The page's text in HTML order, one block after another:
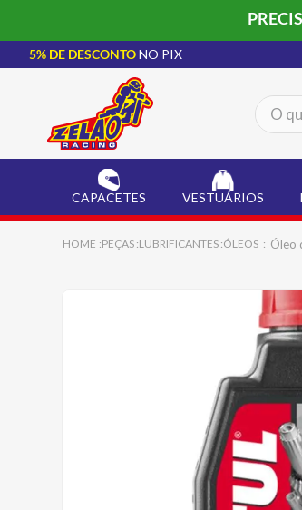
5% DE DESCONTONO PIX
O que
CAPACETES VESTUÁRIOS
PEÇAS LUBRIFICANTES ÓLEOS Óleo
CAPACETE LS2
2º BOTA
3º JAQUETA
ALPINESTAR
AIROH
CALÇA
BOTAS